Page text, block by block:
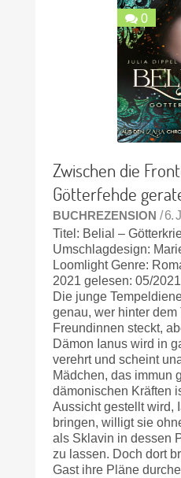
0
Zwischen die
Götterfehde
BUCHREZENSION / 6.
Titel: Belial –
Umschlagdesign:
Loomlight Genre:
2021 gelesen: 05/
Die junge
genau, wer hinter dem
Freundinnen steckt,
Dämon Ianus wird in
verehrt und scheint
Mädchen, das immun
dämonischen Kräften
Aussicht gestellt wird,
bringen, willigt sie
als Sklavin in dessen
zu lassen. Doch dort
Gast ihre Pläne